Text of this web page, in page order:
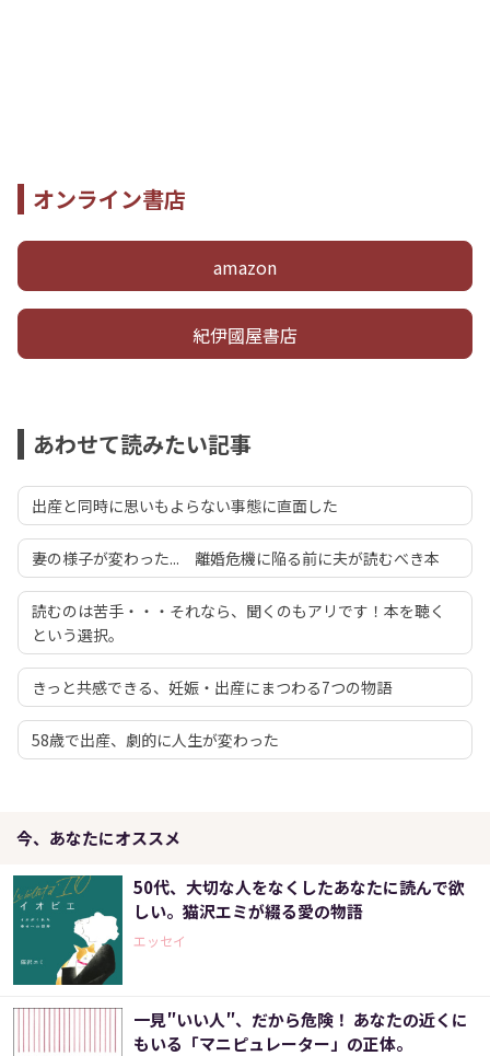
オンライン書店
amazon
紀伊國屋書店
あわせて読みたい記事
出産と同時に思いもよらない事態に直面した
妻の様子が変わった... 離婚危機に陥る前に夫が読むべき本
読むのは苦手・・・それなら、聞くのもアリです！本を聴く
という選択。
きっと共感できる、妊娠・出産にまつわる7つの物語
58歳で出産、劇的に人生が変わった
今、あなたにオススメ
50代、大切な人をなくしたあなたに読んで欲
しい。猫沢エミが綴る愛の物語
エッセイ
一見″いい人″、だから危険！ あなたの近くに
もいる「マニピュレーター」の正体。